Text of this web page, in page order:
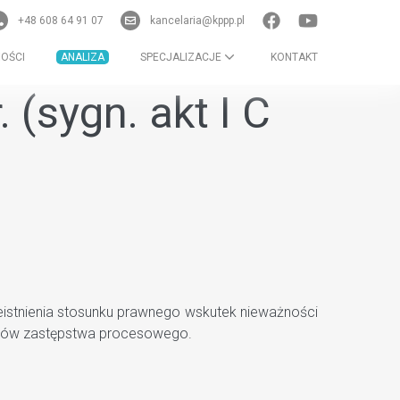
+48 608 64 91 07 kancelaria@kppp.pl
ANALIZA SPECJALIZACJE KONTAKT
(sygn. akt I C
stosunku prawnego wskutek nieważności
zastępstwa procesowego.